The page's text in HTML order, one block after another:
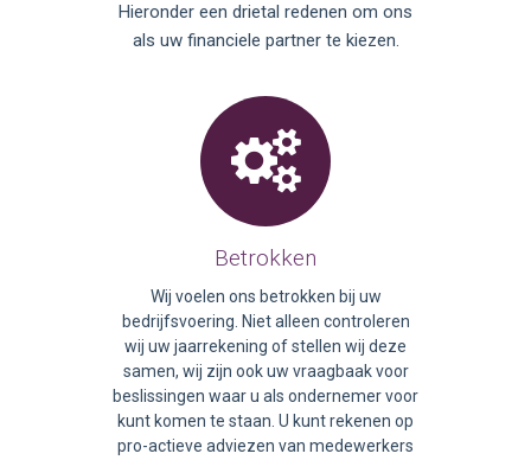
Hieronder een drietal redenen om ons
als uw financiele partner te kiezen.
Betrokken
Wij voelen ons betrokken bij uw
bedrijfsvoering. Niet alleen controleren
wij uw jaarrekening of stellen wij deze
samen, wij zijn ook uw vraagbaak voor
beslissingen waar u als ondernemer voor
kunt komen te staan. U kunt rekenen op
pro-actieve adviezen van medewerkers